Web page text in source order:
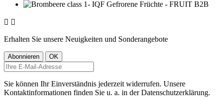
 
Erhalten Sie unsere Neuigkeiten und Sonderangebote
Sie können Ihr Einverständnis jederzeit widerrufen. Unsere
Kontaktinformationen finden Sie u. a. in der Datenschutzerklärung.